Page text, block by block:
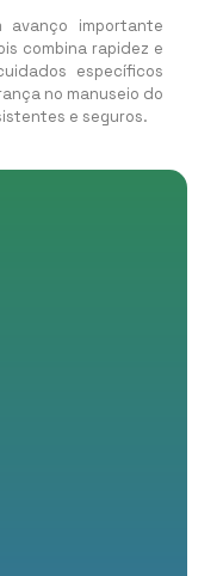
avanço importante
combina rapidez e
específicos
no manuseio do
e seguros.